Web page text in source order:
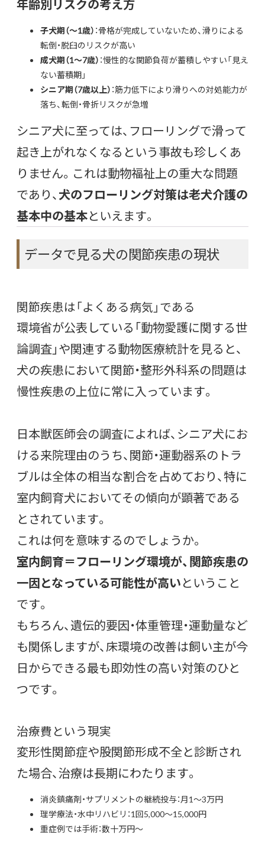
年齢別リスクの考え方
子犬期（〜1歳） ：骨格が完成していないため、滑りによる
転倒・脱臼のリスクが高い
成犬期（1〜7歳） ：慢性的な関節負荷が蓄積しやすい「見え
ない蓄積期」
シニア期（7歳以上） ：筋力低下により滑りへの対処能力が
落ち、転倒・骨折リスクが急増
シニア犬に至っては、フローリングで滑って
起き上がれなくなるという事故も珍しくあ
りません。これは動物福祉上の重大な問題
であり、犬のフローリング対策は老犬介護の
基本中の基本といえます。
データで見る犬の関節疾患の現状
関節疾患は「よくある病気」である
環境省が公表している「動物愛護に関する世
論調査」や関連する動物医療統計を見ると、
犬の疾患において関節・整形外科系の問題は
慢性疾患の上位に常に入っています。
日本獣医師会の調査によれば、シニア犬にお
ける来院理由のうち、関節・運動器系のトラ
ブルは全体の相当な割合を占めており、特に
室内飼育犬においてその傾向が顕著である
とされています。
これは何を意味するのでしょうか。
室内飼育＝フローリング環境が、関節疾患の
一因となっている可能性が高いということ
です。
もちろん、遺伝的要因・体重管理・運動量など
も関係しますが、床環境の改善は飼い主が今
日からできる最も即効性の高い対策のひと
つです。
治療費という現実
変形性関節症や股関節形成不全と診断され
た場合、治療は長期にわたります。
消炎鎮痛剤・サプリメントの継続投与：月1〜3万円
理学療法・水中リハビリ：1回5,000〜15,000円
重症例では手術：数十万円〜